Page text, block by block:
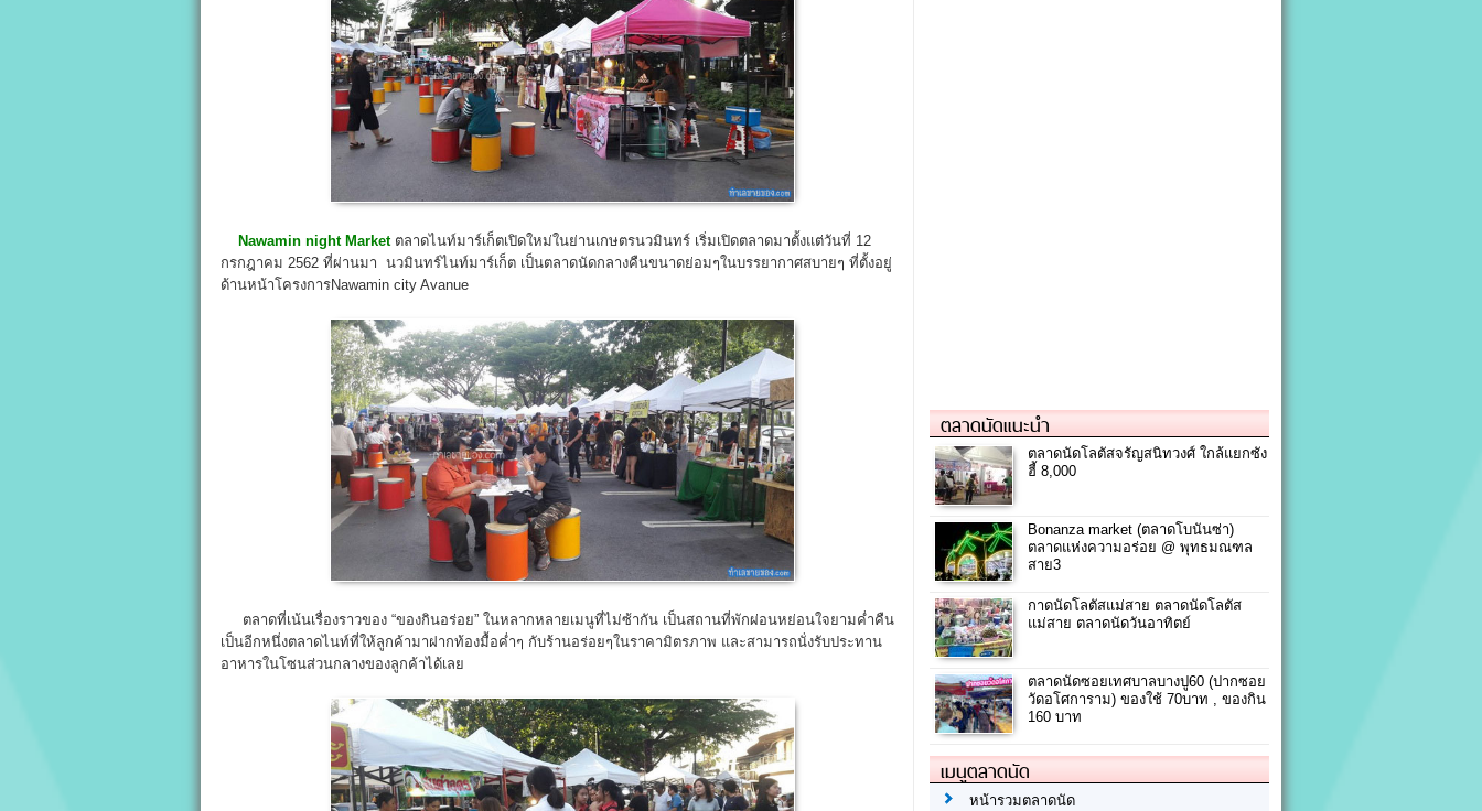
Nawamin night Marketตลาดไนท์มาร์เก็ตเปิดใหม่ในย่านเกษตรนวมินทร์ เริ่มเปิดตลาดมาตั้งแต่วันที่ 12
กรกฎาคม 2562 ที่ผ่านมา นวมินทร์ไนท์มาร์เก็ต เป็นตลาดนัดกลางคืนขนาดย่อมๆในบรรยากาศสบายๆ ที่ตั้งอยู่
ด้านหน้าโครงการNawamin city Avanue
ตลาดที่เน้นเรื่องราวของ “ของกินอร่อย” ในหลากหลายเมนูที่ไม่ซ้ากัน เป็นสถานที่พักผ่อนหย่อนใจยามค่ำคืน
เป็นอีกหนึ่งตลาดไนท์ที่ให้ลูกค้ามาฝากท้องมื้อค่ำๆ กับร้านอร่อยๆในราคามิตรภาพ และสามารถนั่งรับประทาน
อาหารในโซนส่วนกลางของลูกค้าได้เลย
ตลาดนัดแนะนำ
ตลาดนัดโลตัสจรัญสนิทวงศ์ ใกล้แยกซัง
ฮี้ 8,000
Bonanza market (ตลาดโบนันซ่า)
ตลาดแห่งความอร่อย @ พุทธมณฑล
สาย3
กาดนัดโลตัสแม่สาย ตลาดนัดโลตัส
แม่สาย ตลาดนัดวันอาทิตย์
ตลาดนัดซอยเทศบาลบางปู60 (ปากซอย
วัดอโศการาม) ของใช้ 70บาท , ของกิน
160 บาท
เมนูตลาดนัด
หน้ารวมตลาดนัด